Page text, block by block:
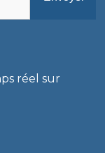
réel sur